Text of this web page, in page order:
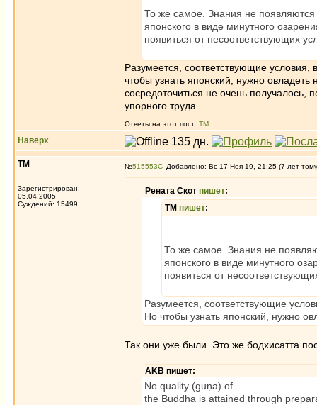
То же самое. Знания не появляются
японского в виде минутного
появиться от несоответствующих
Разумеется, соответствующие
чтобы узнать японский, нужно
сосредоточиться не очень получалось,
упорного труда.
Ответы на этот пост: ТМ
Наверх
ТМ
Зарегистрирован:
05.04.2005
Суждений: 15499
№515553 Добавлено: Вс 17 Ноя 19, 21:25 (7 лет
Рената Скот пишет:
ТМ пишет:
То же самое. Знания не
японского в виде минутного
появиться от
Разумеется, соответствующие
Но чтобы узнать японский, нужно
Так они уже были. Это же бодхисатта
AKB пишет:
No quality (guṇa) of
the Buddha is attained through